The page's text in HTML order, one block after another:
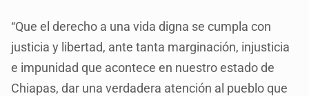
“Que el derecho a una vida digna se cumpla con
justicia y libertad, ante tanta marginación, injusticia
e impunidad que acontece en nuestro estado de
Chiapas, dar una verdadera atención al pueblo que